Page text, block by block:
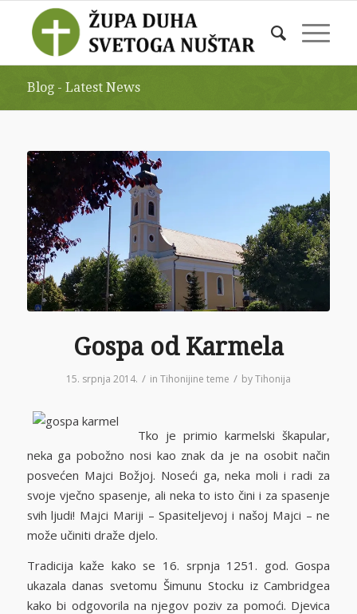
Blog - Latest News
Gospa od Karmela
15. srpnja 2014. / in Tihonijine teme / byTihonija
Tko je primio karmelski škapular,
neka ga pobožno nosi kao znak da je na osobit način
posvećen Majci Božjoj. Noseći ga, neka moli i radi za
svoje vječno spasenje, ali neka to isto čini i za spasenje
svih ljudi! Majci Mariji – Spasiteljevoj i našoj Majci – ne
može učiniti draže djelo.
Tradicija kaže kako se 16. srpnja 1251. god. Gospa
ukazala danas svetomu Šimunu Stocku iz Cambridgea
kako bi odgovorila na njegov poziv za pomoći. Djevica